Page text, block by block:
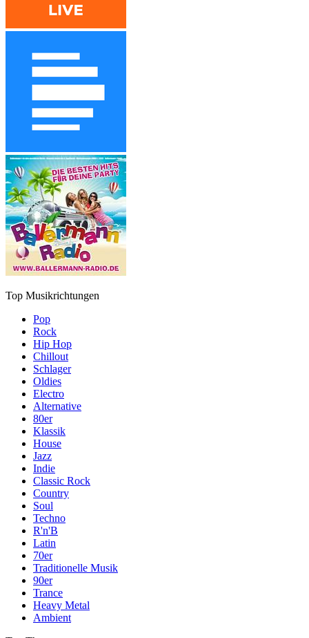
Top Musikrichtungen
Pop
Rock
Hip Hop
Chillout
Schlager
Oldies
Electro
Alternative
80er
Klassik
House
Jazz
Indie
Classic Rock
Country
Soul
Techno
R'n'B
Latin
70er
Traditionelle Musik
90er
Trance
Heavy Metal
Ambient